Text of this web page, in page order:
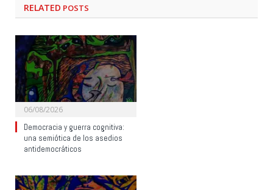
RELATED POSTS
06/08/2026
Democracia y guerra cognitiva:
una semiótica de los asedios
antidemocráticos